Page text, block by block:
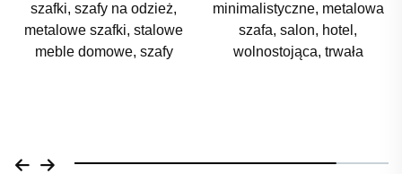
minimalistyczne, metalowa
szafa, salon, hotel,
wolnostojąca, trwała